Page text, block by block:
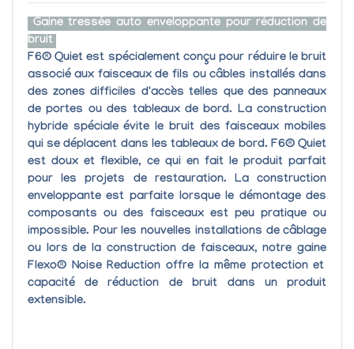
Gaine tresséeauto enveloppantepour réduction de
bruit
F6® Quiet est spécialement conçu pour réduire le bruit
associé aux faisceaux de fils ou câbles installés dans
des zones difficiles d'accès telles que des panneaux
de portes ou des tableaux de bord. La construction
hybride spéciale évite le bruit des faisceaux mobiles
qui se déplacent dans les tableaux de bord. F6® Quiet
est doux et flexible, ce qui en fait le produit parfait
pour les projets de restauration. La construction
enveloppante est parfaite lorsque le démontage des
composants ou des faisceaux est peu pratique ou
impossible. Pour les nouvelles installations de câblage
ou lors de la construction de faisceaux, notre gaine
Flexo® Noise Reductionoffre la même protection et
capacité de réduction de bruit dans un produit
extensible.